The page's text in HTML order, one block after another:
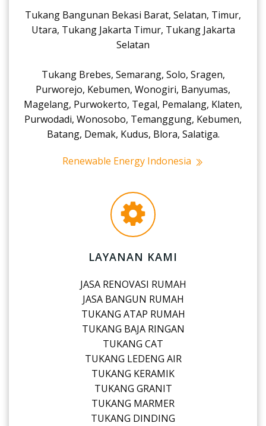
Tukang Bangunan Bekasi Barat, Selatan, Timur,
Utara, Tukang Jakarta Timur, Tukang Jakarta
Selatan
Tukang Brebes, Semarang, Solo, Sragen,
Purworejo, Kebumen, Wonogiri, Banyumas,
Magelang, Purwokerto, Tegal, Pemalang, Klaten,
Purwodadi, Wonosobo, Temanggung, Kebumen,
Batang, Demak, Kudus, Blora, Salatiga.
Renewable Energy Indonesia
LAYANAN KAMI
JASA RENOVASI RUMAH
JASA BANGUN RUMAH
TUKANG ATAP RUMAH
TUKANG BAJA RINGAN
TUKANG CAT
TUKANG LEDENG AIR
TUKANG KERAMIK
TUKANG GRANIT
TUKANG MARMER
TUKANG DINDING